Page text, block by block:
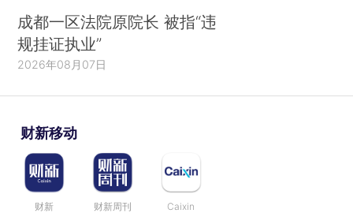
成都一区法院原院长 被指“违
规挂证执业”
2026年08月07日
财新移动
财新 财新周刊 Caixin